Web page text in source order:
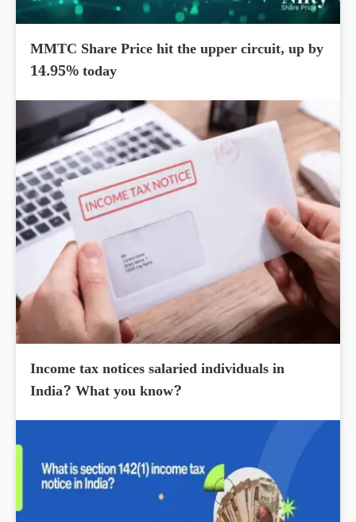
MMTC Share Price hit the upper circuit, up by
14.95% today
Income tax notices salaried individuals in
India? What you know?